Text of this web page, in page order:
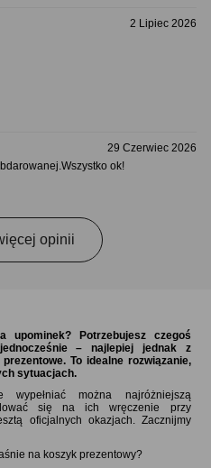
2 Lipiec 2026
29 Czerwiec 2026
ok!
opinii
upominek? Potrzebujesz czegoś
– najlepiej jednak z
To idealne rozwiązanie,
sytuacjach.
wypełniać można najróżniejszą
się na ich wręczenie przy
oficjalnych okazjach. Zacznijmy
na koszyk prezentowy